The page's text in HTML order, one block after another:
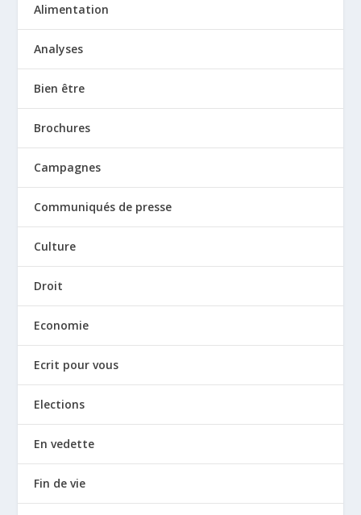
Alimentation
Analyses
Bien être
Brochures
Campagnes
Communiqués de presse
Culture
Droit
Economie
Ecrit pour vous
Elections
En vedette
Fin de vie